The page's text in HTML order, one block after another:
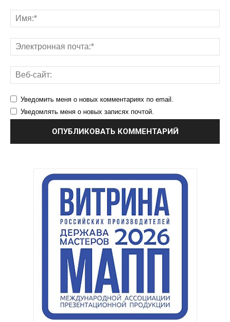
Уведомить меня о новых комментариях по email.
Уведомлять меня о новых записях почтой.